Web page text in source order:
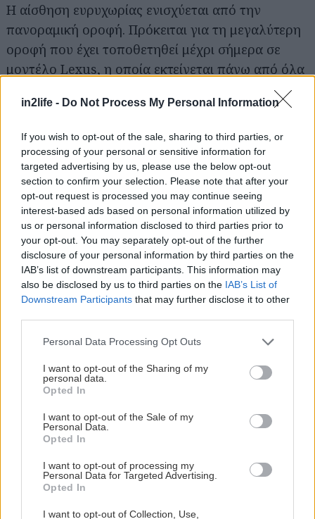
in2life - Do Not Process My Personal Information
If you wish to opt-out of the sale, sharing to third parties, or
processing of your personal or sensitive information for
targeted advertising by us, please use the below opt-out
section to confirm your selection. Please note that after your
opt-out request is processed you may continue seeing
interest-based ads based on personal information utilized by
us or personal information disclosed to third parties prior to
your opt-out. You may separately opt-out of the further
disclosure of your personal information by third parties on the
IAB’s list of downstream participants. This information may
also be disclosed by us to third parties on the IAB’s List of
Downstream Participants that may further disclose it to other
Please note that this website/app uses one or more Google
not limited to your visit or usage behaviour. You may click to
grant or deny consent to Google and its third-party tags to
use your data for below specified purposes in below Google
consent section.
Personal Data Processing Opt Outs
I want to opt-out of the Sharing of my
personal data.
Opted In
I want to opt-out of the Sale of my
Personal Data.
Opted In
I want to opt-out of processing my
Personal Data for Targeted Advertising.
Opted In
I want to opt-out of Collection, Use,
Η αίσθηση ευρυχωρίας ενισχύεται από την
πανοραμική οροφή. Πρόκειται για τη μεγαλύτερη
οροφή που έχει τοποθετηθεί μέχρι σήμερα σε
μοντέλο Lexus, η οποία εκτείνεται πάνω από όλα
αποτυπώνεται στον λεπτό πίνακα οργάνων, ο
οποίος ενσωματώνει τη νέα τεχνολογία
Responsive Hidden Switch της Lexus.
Easy-closing
Οι πόρτες διαθέτουν σύστημα easy-closing. Το
σύστημα αυτό ανιχνεύει πότε μια πόρτα είναι